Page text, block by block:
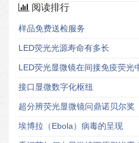
阅读排行
样品免费送检服务
LED荧光光源寿命有多长
LED荧光显微镜在间接免疫荧光
接口显微数字化枢纽
超分辨荧光显微镜问鼎诺贝尔奖
埃博拉（Ebola）病毒的呈现